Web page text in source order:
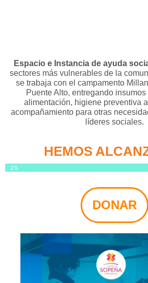
Espacio e Instancia de ayuda
sectores más vulnerables de la
se trabaja con el campamento
Puente Alto, entregando
alimentación, higiene preventiva
acompañamiento para otras
líderes sociales.
HEMOS
2%
DONAR